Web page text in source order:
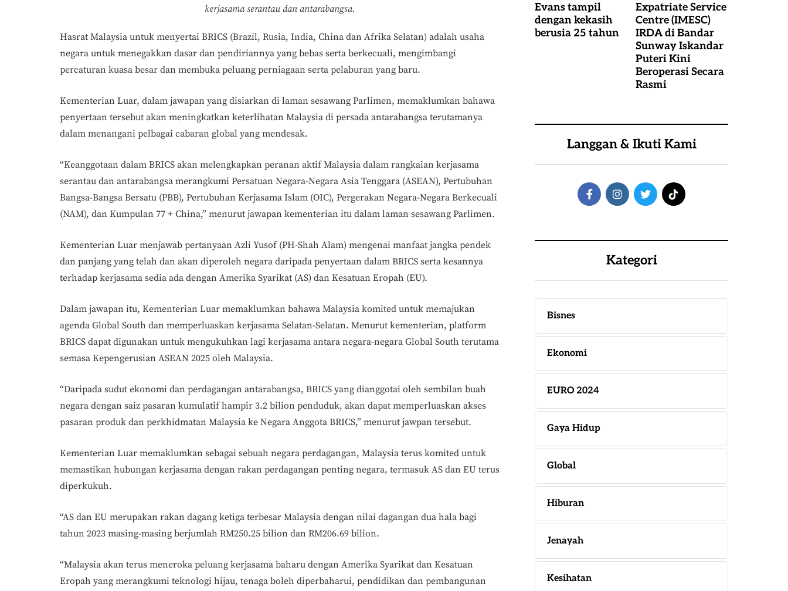
kerjasama serantau dan antarabangsa.
Hasrat Malaysia untuk menyertai BRICS (Brazil, Rusia, India, China dan Afrika Selatan) adalah usaha
negara untuk menegakkan dasar dan pendiriannya yang bebas serta berkecuali, mengimbangi
percaturan kuasa besar dan membuka peluang perniagaan serta pelaburan yang baru.
Kementerian Luar, dalam jawapan yang disiarkan di laman sesawang Parlimen, memaklumkan bahawa
penyertaan tersebut akan meningkatkan keterlihatan Malaysia di persada antarabangsa terutamanya
dalam menangani pelbagai cabaran global yang mendesak.
“Keanggotaan dalam BRICS akan melengkapkan peranan aktif Malaysia dalam rangkaian kerjasama
serantau dan antarabangsa merangkumi Persatuan Negara-Negara Asia Tenggara (ASEAN), Pertubuhan
Bangsa-Bangsa Bersatu (PBB), Pertubuhan Kerjasama Islam (OIC), Pergerakan Negara-Negara Berkecuali
(NAM), dan Kumpulan 77 + China,” menurut jawapan kementerian itu dalam laman sesawang Parlimen.
Kementerian Luar menjawab pertanyaan Azli Yusof (PH-Shah Alam) mengenai manfaat jangka pendek
dan panjang yang telah dan akan diperoleh negara daripada penyertaan dalam BRICS serta kesannya
terhadap kerjasama sedia ada dengan Amerika Syarikat (AS) dan Kesatuan Eropah (EU).
Dalam jawapan itu, Kementerian Luar memaklumkan bahawa Malaysia komited untuk memajukan
agenda Global South dan memperluaskan kerjasama Selatan-Selatan. Menurut kementerian, platform
BRICS dapat digunakan untuk mengukuhkan lagi kerjasama antara negara-negara Global South terutama
semasa Kepengerusian ASEAN 2025 oleh Malaysia.
“Daripada sudut ekonomi dan perdagangan antarabangsa, BRICS yang dianggotai oleh sembilan buah
negara dengan saiz pasaran kumulatif hampir 3.2 bilion penduduk, akan dapat memperluaskan akses
pasaran produk dan perkhidmatan Malaysia ke Negara Anggota BRICS,” menurut jawpan tersebut.
Kementerian Luar memaklumkan sebagai sebuah negara perdagangan, Malaysia terus komited untuk
memastikan hubungan kerjasama dengan rakan perdagangan penting negara, termasuk AS dan EU terus
diperkukuh.
“AS dan EU merupakan rakan dagang ketiga terbesar Malaysia dengan nilai dagangan dua hala bagi
tahun 2023 masing-masing berjumlah RM250.25 bilion dan RM206.69 bilion.
“Malaysia akan terus meneroka peluang kerjasama baharu dengan Amerika Syarikat dan Kesatuan
Eropah yang merangkumi teknologi hijau, tenaga boleh diperbaharui, pendidikan dan pembangunan
Evans tampil
dengan kekasih
berusia 25 tahun
Expatriate Service
Centre (IMESC)
IRDA di Bandar
Sunway Iskandar
Puteri Kini
Beroperasi Secara
Rasmi
Langgan & Ikuti Kami
Kategori
Bisnes
Ekonomi
EURO 2024
Gaya Hidup
Global
Hiburan
Jenayah
Kesihatan